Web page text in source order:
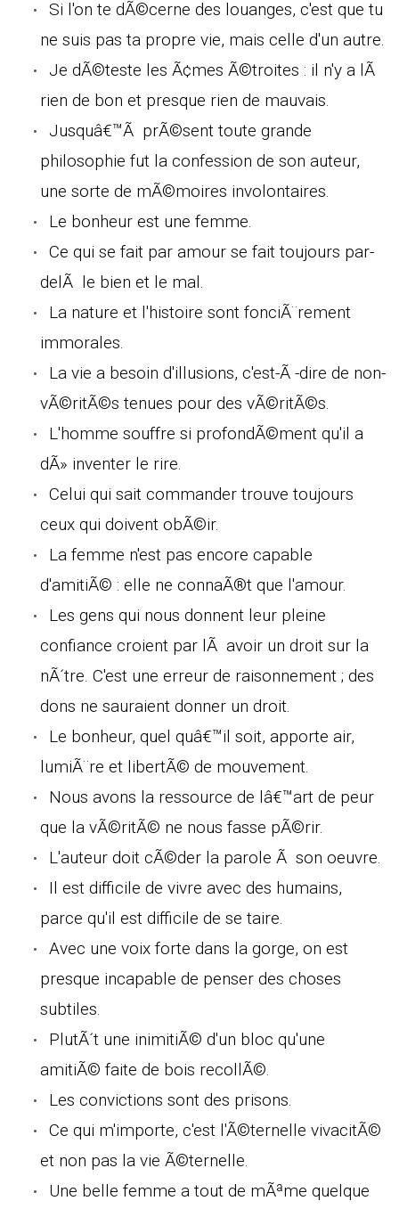
Si l'on te dÃ©cerne des louanges, c'est que tu
ne suis pas ta propre vie, mais celle d'un autre.
Je dÃ©teste les Ã¢mes Ã©troites : il n'y a lÃ
rien de bon et presque rien de mauvais.
Jusquâ€™Ã prÃ©sent toute grande
philosophie fut la confession de son auteur,
une sorte de mÃ©moires involontaires.
Le bonheur est une femme.
Ce qui se fait par amour se fait toujours par-
delÃ le bien et le mal.
La nature et l'histoire sont fonciÃ¨rement
immorales.
La vie a besoin d'illusions, c'est-Ã -dire de non-
vÃ©ritÃ©s tenues pour des vÃ©ritÃ©s.
L'homme souffre si profondÃ©ment qu'il a
dÃ» inventer le rire.
Celui qui sait commander trouve toujours
ceux qui doivent obÃ©ir.
La femme n'est pas encore capable
d'amitiÃ© : elle ne connaÃ®t que l'amour.
Les gens qui nous donnent leur pleine
confiance croient par lÃ avoir un droit sur la
nÃ´tre. C'est une erreur de raisonnement ; des
dons ne sauraient donner un droit.
Le bonheur, quel quâ€™il soit, apporte air,
lumiÃ¨re et libertÃ© de mouvement.
Nous avons la ressource de lâ€™art de peur
que la vÃ©ritÃ© ne nous fasse pÃ©rir.
L'auteur doit cÃ©der la parole Ã son oeuvre.
Il est difficile de vivre avec des humains,
parce qu'il est difficile de se taire.
Avec une voix forte dans la gorge, on est
presque incapable de penser des choses
subtiles.
PlutÃ´t une inimitiÃ© d'un bloc qu'une
amitiÃ© faite de bois recollÃ©.
Les convictions sont des prisons.
Ce qui m'importe, c'est l'Ã©ternelle vivacitÃ©
et non pas la vie Ã©ternelle.
Une belle femme a tout de mÃªme quelque